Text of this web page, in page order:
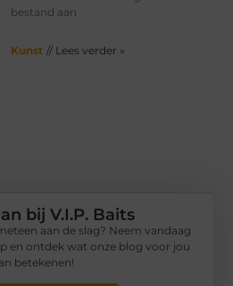
bestand aan
Kunst // Lees verder »
bij V.I.P. Baits
aan de slag? Neem vandaag
en ontdek wat onze blog voor jou
betekenen!